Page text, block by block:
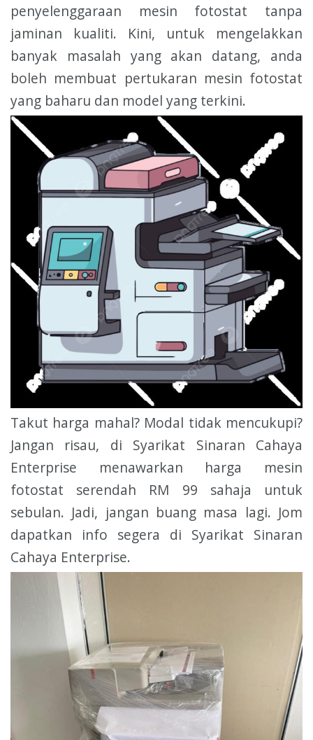
penyelenggaraan mesin fotostat tanpa
jaminan kualiti. Kini, untuk mengelakkan
banyak masalah yang akan datang, anda
boleh membuat pertukaran mesin fotostat
yang baharu dan model yang terkini.
Takut harga mahal? Modal tidak mencukupi?
Jangan risau, di Syarikat Sinaran Cahaya
Enterprise menawarkan harga mesin
fotostat serendah RM 99 sahaja untuk
sebulan. Jadi, jangan buang masa lagi. Jom
dapatkan info segera di Syarikat Sinaran
Cahaya Enterprise.